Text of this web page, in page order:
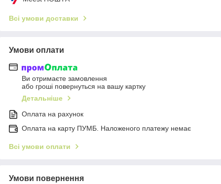
Всі умови доставки
Умови оплати
Ви отримаєте замовлення
або гроші повернуться на вашу картку
Детальніше
Оплата на рахунок
Оплата на карту ПУМБ. Наложеного платежу немає
Всі умови оплати
Умови повернення